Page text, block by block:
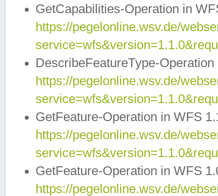
GetCapabilities-Operation in
https://pegelonline.wsv.de/
DescribeFeatureType-
https://pegelonline.wsv.de/
GetFeature-Operation in WFS
https://pegelonline.wsv.de/
GetFeature-Operation in WFS
https://pegelonline.wsv.de/